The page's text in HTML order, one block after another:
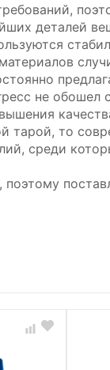
деталей
не
тарой, то
среди